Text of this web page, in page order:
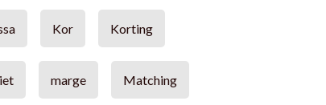
Kor Korting
marge Matching